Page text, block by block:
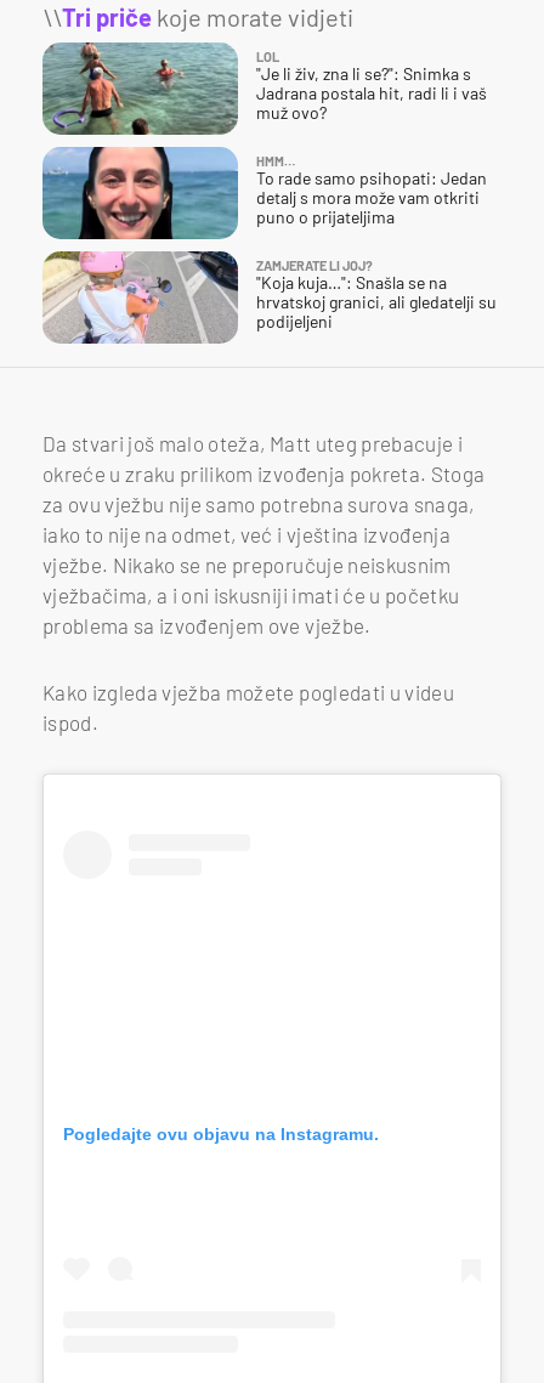
\\Tri priče koje morate vidjeti
LOL
"Je li živ, zna li se?": Snimka s
Jadrana postala hit, radi li i vaš
muž ovo?
HMM…
To rade samo psihopati: Jedan
detalj s mora može vam otkriti
puno o prijateljima
ZAMJERATE LI JOJ?
"Koja kuja…": Snašla se na
hrvatskoj granici, ali gledatelji su
podijeljeni
Da stvari još malo oteža, Matt uteg prebacuje i
okreće u zraku prilikom izvođenja pokreta. Stoga
za ovu vježbu nije samo potrebna surova snaga,
iako to nije na odmet, već i vještina izvođenja
vježbe. Nikako se ne preporučuje neiskusnim
vježbačima, a i oni iskusniji imati će u početku
problema sa izvođenjem ove vježbe.
Kako izgleda vježba možete pogledati u videu
ispod.
Pogledajte ovu objavu na Instagramu.